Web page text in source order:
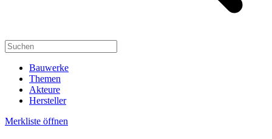
Bauwerke
Themen
Akteure
Hersteller
Merkliste öffnen